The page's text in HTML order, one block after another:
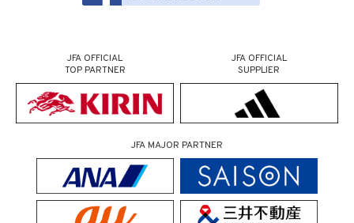
JFA OFFICIAL
TOP PARTNER
JFA OFFICIAL
SUPPLIER
JFA MAJOR PARTNER